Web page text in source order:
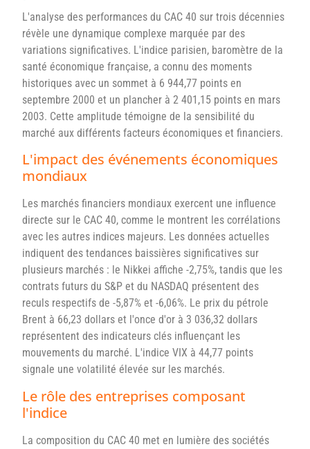
L'analyse des performances du CAC 40 sur trois décennies
révèle une dynamique complexe marquée par des
variations significatives. L'indice parisien, baromètre de la
santé économique française, a connu des moments
historiques avec un sommet à 6 944,77 points en
septembre 2000 et un plancher à 2 401,15 points en mars
2003. Cette amplitude témoigne de la sensibilité du
marché aux différents facteurs économiques et financiers.
L'impact des événements économiques
mondiaux
Les marchés financiers mondiaux exercent une influence
directe sur le CAC 40, comme le montrent les corrélations
avec les autres indices majeurs. Les données actuelles
indiquent des tendances baissières significatives sur
plusieurs marchés : le Nikkei affiche -2,75%, tandis que les
contrats futurs du S&P et du NASDAQ présentent des
reculs respectifs de -5,87% et -6,06%. Le prix du pétrole
Brent à 66,23 dollars et l'once d'or à 3 036,32 dollars
représentent des indicateurs clés influençant les
mouvements du marché. L'indice VIX à 44,77 points
signale une volatilité élevée sur les marchés.
Le rôle des entreprises composant
l'indice
La composition du CAC 40 met en lumière des sociétés